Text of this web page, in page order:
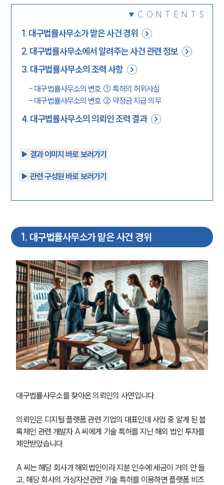
CONTENTS
1. 대구법률사무소가 맡은 사건 경위
2. 대구법률사무소에서 알려주는 사건 관련 정보
3. 대구법률사무소의 조력 사항
- 대구법률사무소의 변호 ① 특허의 허위사실
- 대구법률사무소의 변호 ② 약정금 지급 의무
4. 대구법률사무소의 의뢰인 조력 결과
▶︎ 결과 이미지 바로 보러가기
▶︎ 관련 구성원 바로 보러가기
1. 대구법률사무소가 맡은 사건 경위
대구법률사무소를 찾아온 의뢰인의 사연입니다.
의뢰인은 디지털 플랫폼 관련 기업의 대표인데 사업 중 알게 된 블
록체인 관련 개발자 A 씨에게 기술 특허를 지닌 해외 법인 투자를
제안받았습니다.
A 씨는 해당 회사가 해외법인이라 지분 인수에 세금이 거의 안 들
고, 해당 회사의 가상자산관련 기술 특허를 이용하면 플랫폼 비즈